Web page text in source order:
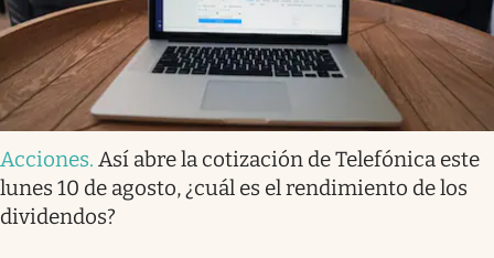
Acciones. Así abre la cotización de Telefónica este
lunes 10 de agosto, ¿cuál es el rendimiento de los
dividendos?